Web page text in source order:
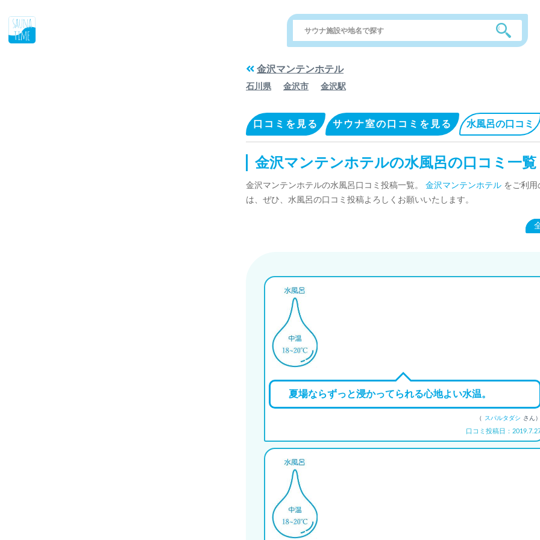
金沢マンテンホテル
石川県 金沢市 金沢駅
口コミを見る サウナ室の口コミを見る 水風呂の口コミ
金沢マンテンホテルの水風呂の口コミ一覧
金沢マンテンホテルの水風呂口コミ投稿一覧。 金沢マンテンホテル をご利用
は、ぜひ、水風呂の口コミ投稿よろしくお願いいたします。
夏場ならずっと浸かってられる心地よい水温。
（ スパルタダシ さん
口コミ投稿日：